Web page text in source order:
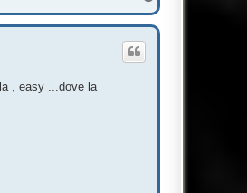
o
, easy ...dove la